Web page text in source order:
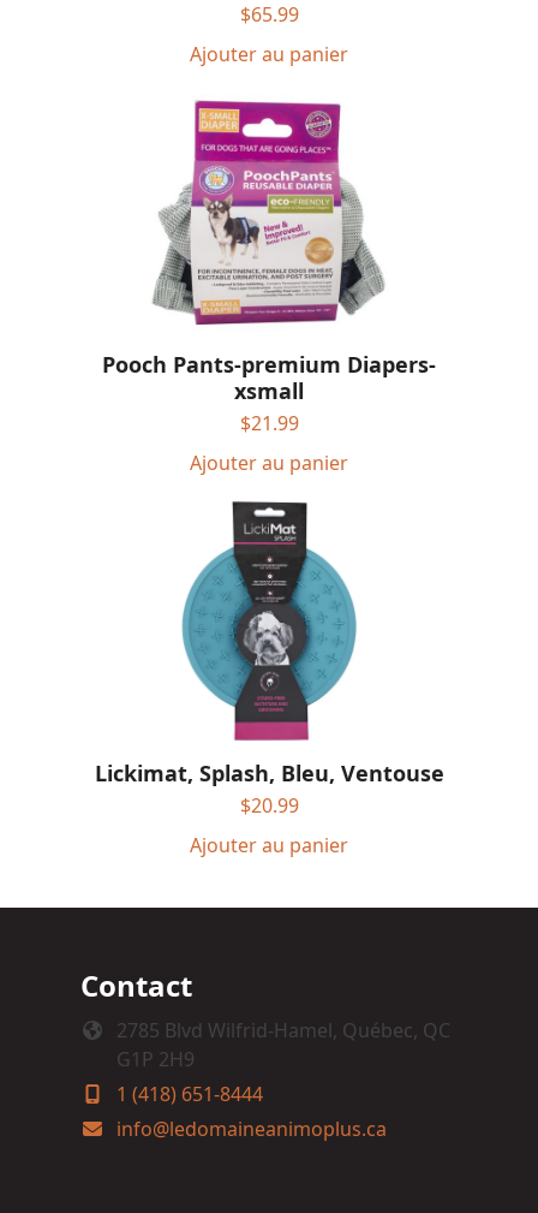
$65.99
Ajouter au panier
Pooch Pants-premium Diapers-
xsmall
$21.99
Ajouter au panier
Lickimat, Splash, Bleu, Ventouse
$20.99
Ajouter au panier
Contact
2785 Blvd Wilfrid-Hamel, Québec, QC
G1P 2H9
1 (418) 651-8444
info@ledomaineanimoplus.ca